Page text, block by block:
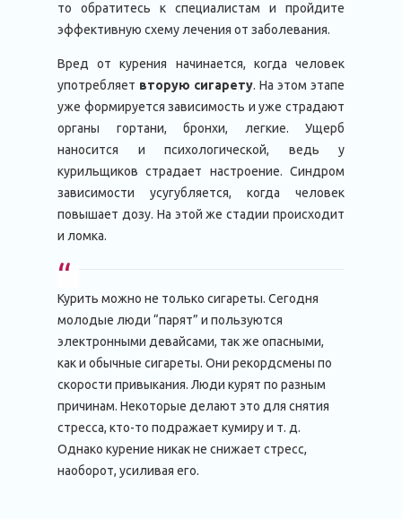
то обратитесь к специалистам и пройдите
эффективную схему лечения от заболевания.
Вред от курения начинается, когда человек
употребляет вторую сигарету. На этом этапе
уже формируется зависимость и уже страдают
органы гортани, бронхи, легкие. Ущерб
наносится и психологической, ведь у
курильщиков страдает настроение. Синдром
зависимости усугубляется, когда человек
повышает дозу. На этой же стадии происходит
и ломка.
Курить можно не только сигареты. Сегодня
молодые люди “парят” и пользуются
электронными девайсами, так же опасными,
как и обычные сигареты. Они рекордсмены по
скорости привыкания. Люди курят по разным
причинам. Некоторые делают это для снятия
стресса, кто-то подражает кумиру и т. д.
Однако курение никак не снижает стресс,
наоборот, усиливая его.